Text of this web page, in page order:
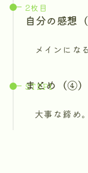
2枚目
自分の感想
メインにな
まとめ（④）
大事な締め